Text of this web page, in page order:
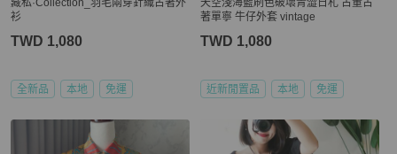
藏私·Collection_羽毛兩穿針織古著外
衫
TWD 1,080
全新品 本地 免運
天空淺海藍刷色破壞青澀日札 古董古
著單寧 牛仔外套 vintage
TWD 1,080
近新閒置品 本地 免運